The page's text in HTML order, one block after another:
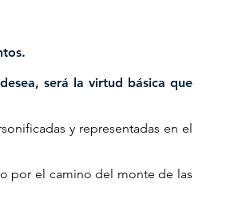
será la virtud básica que
y representadas en el
por el camino del monte de las